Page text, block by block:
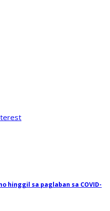
hinggil sa paglaban sa COVID-